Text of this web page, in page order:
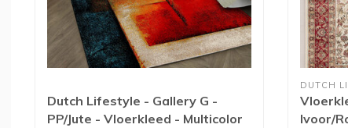
Dutch Lifestyle - Gallery G -
PP/Jute - Vloerkleed - Multicolor
DUTCH
Ivoor/